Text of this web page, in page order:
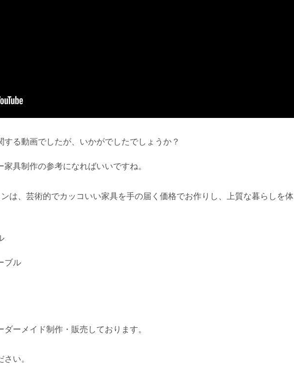
る動画でしたが、いかがでしたでしょうか？
具制作の参考になればいいですね。
は、芸術的でカッコいい家具を手の届く価格でお作りし、上質な暮らしを体
ブル
ーメイド制作・販売しております。
い。